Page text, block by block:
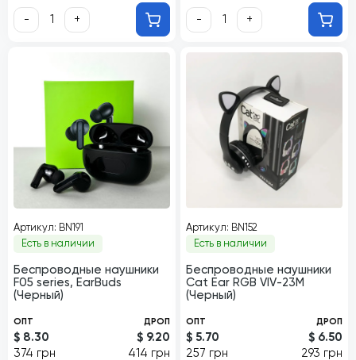
- + - +
Артикул: BN191
Есть в наличии
Беспроводные наушники
F05 series, EarBuds
(Черный)
ОПТ
$ 8.30
374 грн
ДРОП
$ 9.20
414 грн
Артикул: BN152
Есть в наличии
Беспроводные наушники
Cat Ear RGB VIV-23M
(Черный)
ОПТ
$ 5.70
257 грн
ДРОП
$ 6.50
293 грн